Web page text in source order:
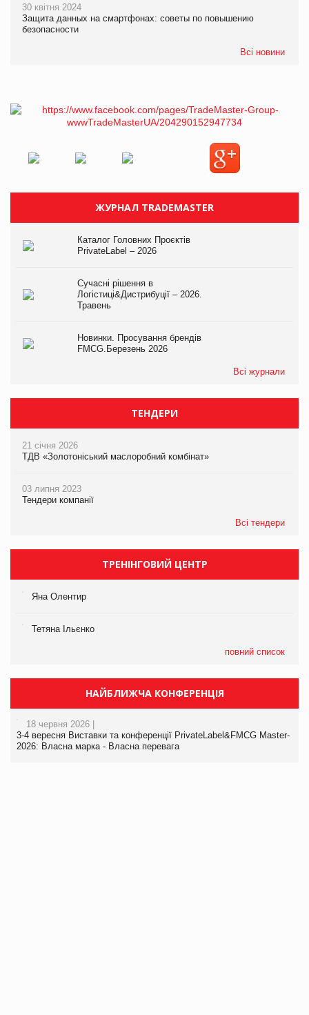
30 квітня 2024
Защита данных на смартфонах: советы по повышению
безопасности
Всі новини
ЖУРНАЛ TRADEMASTER
Каталог Головних Проєктів
PrivateLabel – 2026
Сучасні рішення в
Логістиці&Дистрибуції – 2026.
Травень
Новинки. Просування брендів
FMCG.Березень 2026
Всі журнали
ТЕНДЕРИ
21 січня 2026
ТДВ «Золотоніський маслоробний комбінат»
03 липня 2023
Тендери компанії
Всі тендери
ТРЕНІНГОВИЙ ЦЕНТР
Яна Олентир
Тетяна Ільєнко
повний список
НАЙБЛИЖЧА КОНФЕРЕНЦІЯ
18 червня 2026 |
3-4 вересня Виставки та конференції PrivateLabel&FMCG Master-
2026: Власна марка - Власна перевага